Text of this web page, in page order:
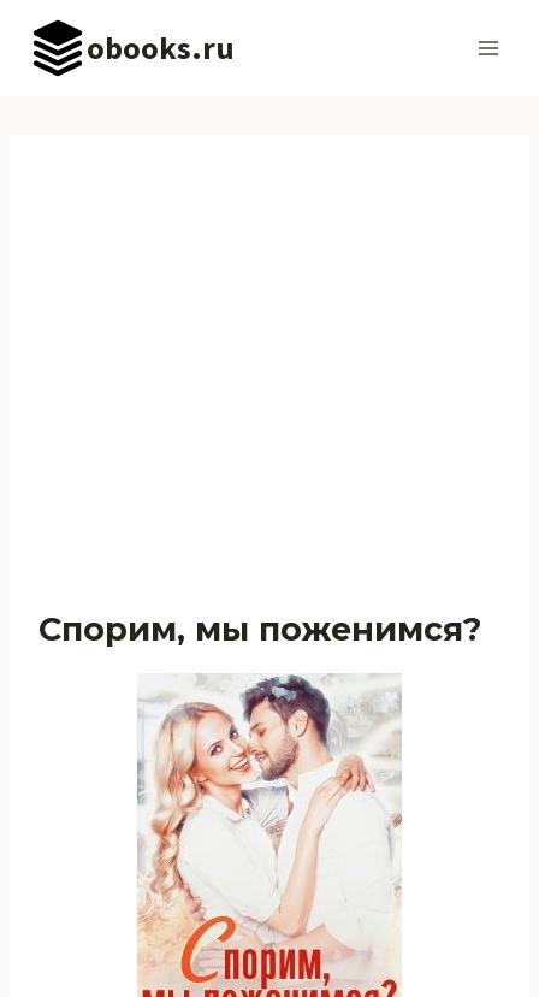
Перейти
содержимому
obooks.ru
Спорим, мы поженимся?